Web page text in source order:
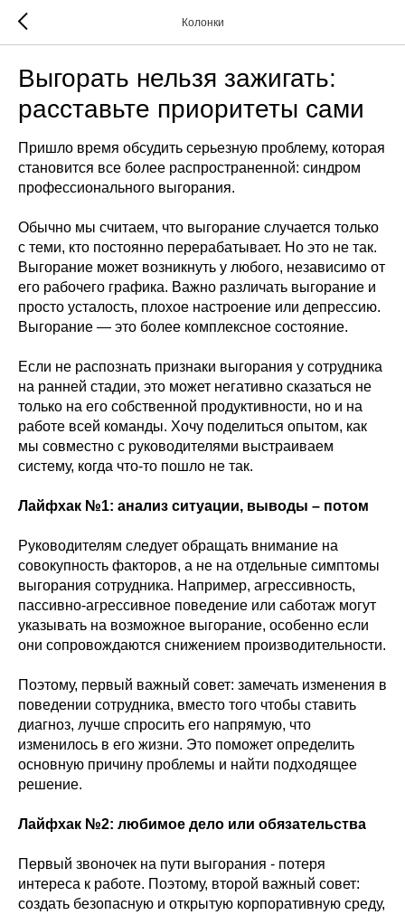
Колонки
Выгорать нельзя зажигать:
расставьте приоритеты сами
Пришло время обсудить серьезную проблему, которая
становится все более распространенной: синдром
профессионального выгорания.
Обычно мы считаем, что выгорание случается только
с теми, кто постоянно перерабатывает. Но это не так.
Выгорание может возникнуть у любого, независимо от
его рабочего графика. Важно различать выгорание и
просто усталость, плохое настроение или депрессию.
Выгорание — это более комплексное состояние.
Если не распознать признаки выгорания у сотрудника
на ранней стадии, это может негативно сказаться не
только на его собственной продуктивности, но и на
работе всей команды. Хочу поделиться опытом, как
мы совместно с руководителями выстраиваем
систему, когда что-то пошло не так.
Лайфхак №1: анализ ситуации, выводы – потом
Руководителям следует обращать внимание на
совокупность факторов, а не на отдельные симптомы
выгорания сотрудника. Например, агрессивность,
пассивно-агрессивное поведение или саботаж могут
указывать на возможное выгорание, особенно если
они сопровождаются снижением производительности.
Поэтому, первый важный совет: замечать изменения в
поведении сотрудника, вместо того чтобы ставить
диагноз, лучше спросить его напрямую, что
изменилось в его жизни. Это поможет определить
основную причину проблемы и найти подходящее
решение.
Лайфхак №2: любимое дело или обязательства
Первый звоночек на пути выгорания - потеря
интереса к работе. Поэтому, второй важный совет:
создать безопасную и открытую корпоративную среду,